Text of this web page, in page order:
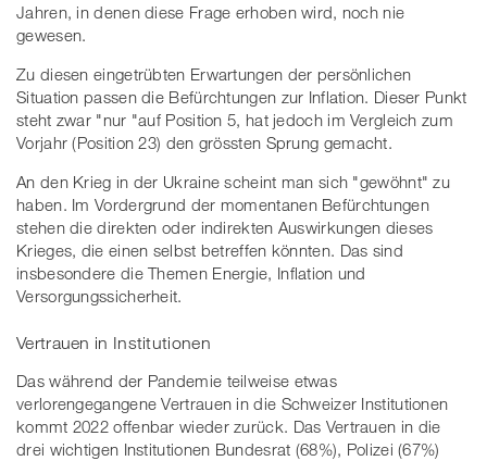
Jahren, in denen diese Frage erhoben wird, noch nie
gewesen.
Zu diesen eingetrübten Erwartungen der persönlichen
Situation passen die Befürchtungen zur Inflation. Dieser Punkt
steht zwar "nur "auf Position 5, hat jedoch im Vergleich zum
Vorjahr (Position 23) den grössten Sprung gemacht.
An den Krieg in der Ukraine scheint man sich "gewöhnt" zu
haben. Im Vordergrund der momentanen Befürchtungen
stehen die direkten oder indirekten Auswirkungen dieses
Krieges, die einen selbst betreffen könnten. Das sind
insbesondere die Themen Energie, Inflation und
Versorgungssicherheit.
Vertrauen in Institutionen
Das während der Pandemie teilweise etwas
verlorengegangene Vertrauen in die Schweizer Institutionen
kommt 2022 offenbar wieder zurück. Das Vertrauen in die
drei wichtigen Institutionen Bundesrat (68%), Polizei (67%)